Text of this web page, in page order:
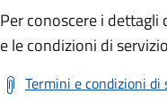
Per conoscere i
e le condizioni di
Termini e condizioni di